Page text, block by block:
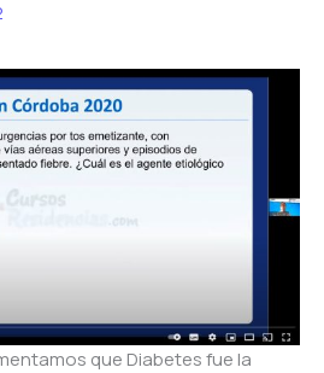
que Diabetes fue la